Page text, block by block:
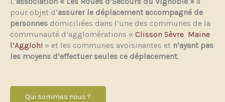
pour objet d’assurer le déplacement accompagné de
personnes domiciliées dans l’une des communes de la
communauté d’agglomérations « Clisson Sèvre Maine
l’Aggloh! » et les communes avoisinantes et n’ayant pas
les moyens d’effectuer seules ce déplacement.
Qui sommes nous ?